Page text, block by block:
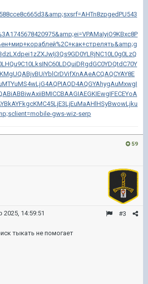
gws-wiz-serp
59
#3
2025, 14:59:51
тыкать не помогает